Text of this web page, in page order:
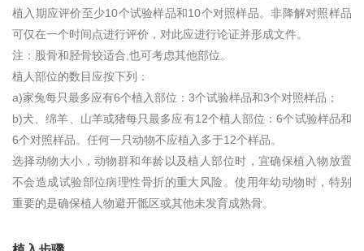
植入期应评价至少10个试验样品和10个对照样品。非降解对照样品
可仅在一个时间点进行评价，对此应进行论证并形成文件。
注：股骨和胫骨较适合,也可考虑其他部位。
植人部位的数目应按下列：
a)家兔每只最多应有6个植入部位：3个试验样品和3个对照样品；
b)犬、绵羊、山羊或猪每只最多应有12个植人部位：6个试验样品和
6个对照样品。任何一只动物不应植入多于12个样品。
选择动物大小，动物群和年龄以及植人部位时，宜确保植入物放置
不会造成试验部位病理性骨折的重大风险。使用年幼动物时，特别
重要的是确保植人物避开骶区或其他未发育成熟骨。